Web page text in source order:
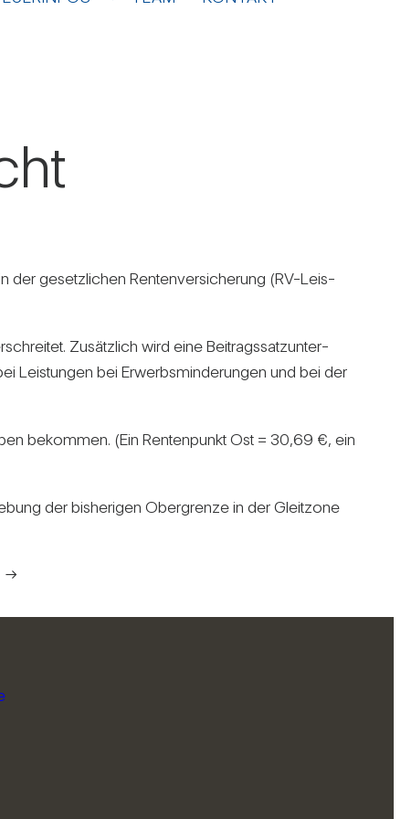
der gesetz­li­chen Ren­ten­ver­si­che­rung (RV-Leis­
Zusätz­lich wird eine Bei­trags­satz­un­ter­
Leis­tungen bei Erwerbs­min­de­rungen und bei der
bekommen. (Ein Ren­ten­punkt Ost = 30,69 €, ein
der bis­he­rigen Ober­grenze in der Gleit­zone
→